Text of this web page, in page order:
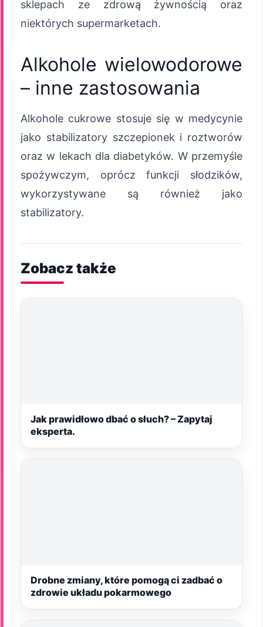
sklepach ze zdrową żywnością oraz
niektórych supermarketach.
Alkohole wielowodorowe
– inne zastosowania
Alkohole cukrowe stosuje się w medycynie
jako stabilizatory szczepionek i roztworów
oraz w lekach dla diabetyków. W przemyśle
spożywczym, oprócz funkcji słodzików,
wykorzystywane są również jako
stabilizatory.
Zobacz także
Jak prawidłowo dbać o słuch? – Zapytaj
eksperta.
Drobne zmiany, które pomogą ci zadbać o
zdrowie układu pokarmowego